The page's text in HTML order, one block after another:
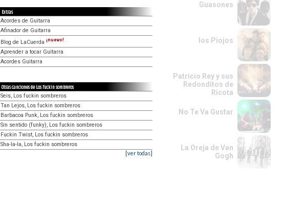
Extras
Acordes de Guitarra
Afinador de Guitarra
Blog de LaCuerda ¡nuevo!
Aprender a tocar Guitarra
Acordes Guitarra
Otras canciones de Los fuckin sombreros
Seis, Los fuckin sombreros
Tan Lejos, Los fuckin sombreros
Barbacoa Punk, Los fuckin sombreros
Sin sentido (funky), Los fuckin sombreros
Fuckin Twist, Los fuckin sombreros
Sha-la-la, Los fuckin sombreros
[ver todas]
Guasones
los Piojos
Patricio Rey y sus
Redonditos de
Ricota
No Te Va Gustar
La Oreja de Van
Gogh